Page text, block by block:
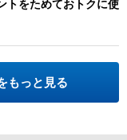
トをためておトクに使
もっと見る